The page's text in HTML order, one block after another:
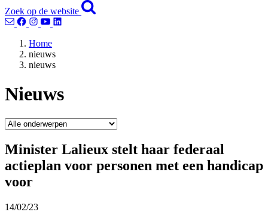
Zoek op de website
Home
nieuws
nieuws
Nieuws
Minister Lalieux stelt haar federaal
actieplan voor personen met een handicap
voor
14/02/23